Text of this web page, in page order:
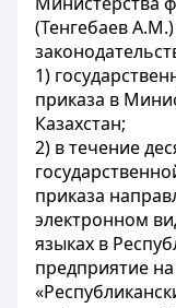
(Тенгебаев
1)
приказа в
Казахстан;
2) в течение
приказа
электронном
языках в
предприятие